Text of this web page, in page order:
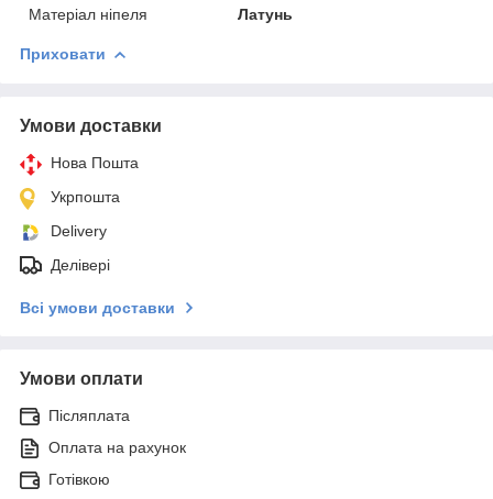
Матеріал ніпеля
Латунь
Приховати
Умови доставки
Нова Пошта
Укрпошта
Delivery
Делівері
Всі умови доставки
Умови оплати
Післяплата
Оплата на рахунок
Готівкою